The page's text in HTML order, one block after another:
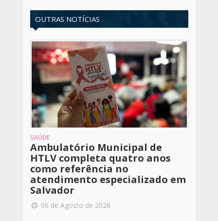
OUTRAS NOTÍCIAS
SAÚDE
Ambulatório Municipal de
HTLV completa quatro anos
como referência no
atendimento especializado em
Salvador
06 de Agosto de 2026